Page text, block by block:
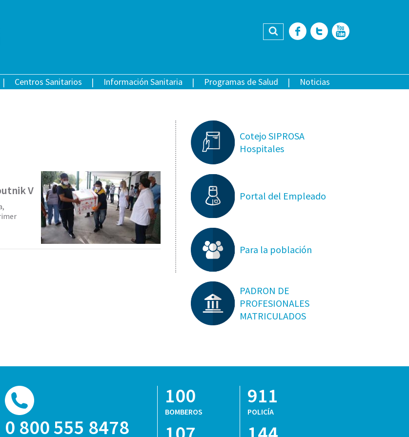
Buscar Facebook
Twitter
Centros Sanitarios Información Sanitaria Programas de Salud Noticias
V
Cotejo SIPROSA
Hospitales
Portal del Empleado
Para la población
PADRON DE
PROFESIONALES
MATRICULADOS
0 800 555 8478
100
BOMBEROS
911
POLICÍA